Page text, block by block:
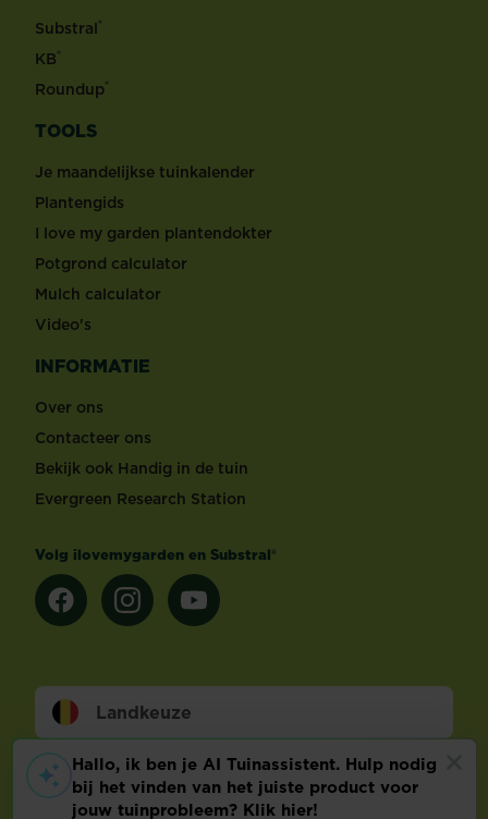
Substral®
KB®
Roundup®
TOOLS
Je maandelijkse tuinkalender
Plantengids
I love my garden plantendokter
Potgrond calculator
Mulch calculator
Video's
INFORMATIE
Over ons
Contacteer ons
Bekijk ook Handig in de tuin
Evergreen Research Station
Volg ilovemygarden en Substral®
Landkeuze
Footer
Wettelijke BepalingenTechnische info
Privacy en cookiesCookie voorkeuren aanpassen